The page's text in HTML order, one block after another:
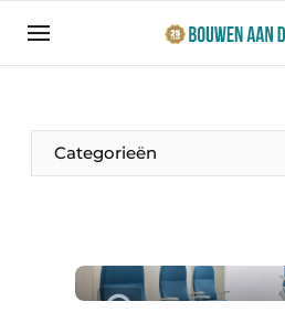
Aanmelden
Bedrijven
Bouwen aan de Zorg |
Direct contact
Categorieën
Productinformatie